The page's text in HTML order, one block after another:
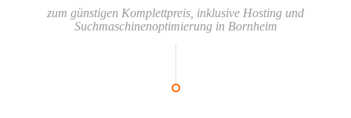
zum günstigen Komplettpreis, inklusive Hosting und
Suchmaschinenoptimierung in Bornheim